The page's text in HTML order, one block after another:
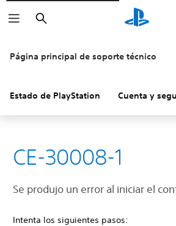
Buscar
Página principal de soporte técnico
Estado de PlayStation Cuenta y
CE-30008-1
Se produjo un error al iniciar el
Intenta los siguientes pasos: